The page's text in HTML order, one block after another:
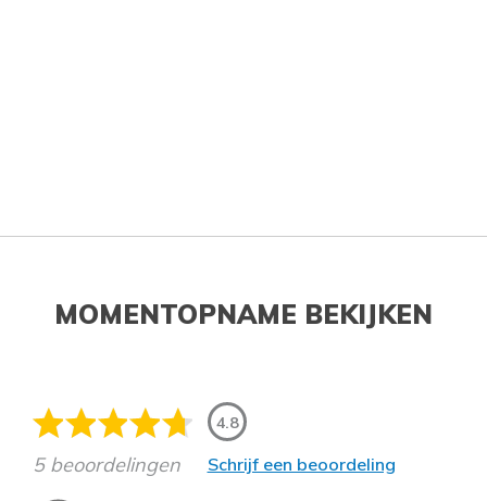
MOMENTOPNAME BEKIJKEN
4.8
5 beoordelingen Schrijf een beoordeling